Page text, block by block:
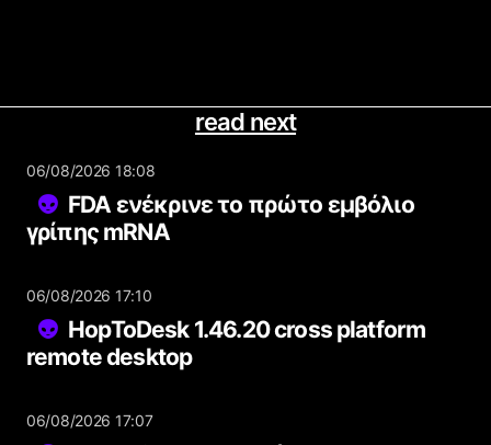
read next
06/08/2026 18:08
FDA ενέκρινε το πρώτο εμβόλιο
γρίπης mRNA
06/08/2026 17:10
HopToDesk 1.46.20 cross platform
remote desktop
06/08/2026 17:07